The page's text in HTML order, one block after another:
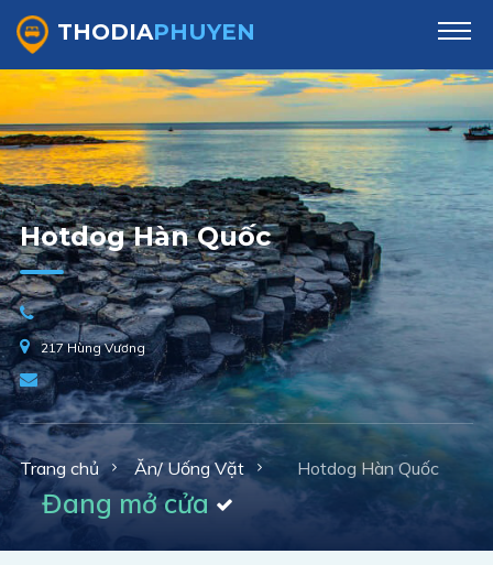
THODIAPHUYEN
Hotdog Hàn Quốc
217 Hùng Vương
Trang chủ Ăn/ Uống Vặt Hotdog Hàn Quốc
Đang mở cửa